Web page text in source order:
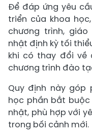
Để đáp ứng yêu
triển của khoa
chương trình,
nhật định kỳ tối
khi có thay đổi về
chương trình đào
Quy định này
học phần bắt
nhật, phù hợp với
trong bối cảnh mới.